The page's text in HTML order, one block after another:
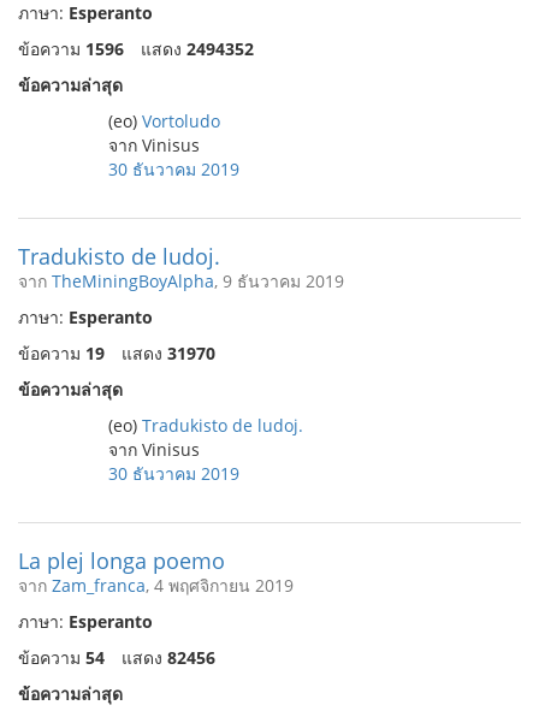
ภาษา: Esperanto
ข้อความ 1596 แสดง 2494352
ข้อความล่าสุด
(eo) Vortoludo
จาก Vinisus
30 ธันวาคม 2019
Tradukisto de ludoj.
จาก TheMiningBoyAlpha, 9 ธันวาคม 2019
ภาษา: Esperanto
ข้อความ 19 แสดง 31970
ข้อความล่าสุด
(eo) Tradukisto de ludoj.
จาก Vinisus
30 ธันวาคม 2019
La plej longa poemo
จาก Zam_franca, 4 พฤศจิกายน 2019
ภาษา: Esperanto
ข้อความ 54 แสดง 82456
ข้อความล่าสุด